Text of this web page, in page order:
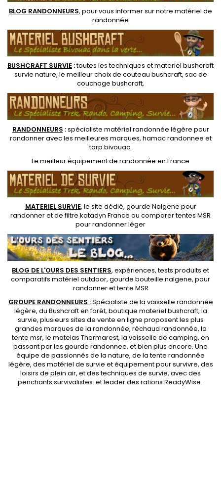
BLOG RANDONNEURS, pour vous informer sur notre matériel de
randonnée
BUSHCRAFT SURVIE :toutes les techniques etmateriel bushcraft
survie nature, le meilleur choix de couteau bushcraft, sac de
couchage bushcraft,
RANDONNEURS :spécialiste matériel randonnée légère pour
randonner avec les meilleures marques, hamac randonnee et
tarp bivouac.
Le meilleur équipement de randonnée en France
MATERIEL SURVIE, le site dédié, gourde Nalgene pour
randonneret defiltre katadyn France ou comparer tentes MSR
pour randonner léger
BLOG DE L'OURS DES SENTIERS, expériences, tests produits et
comparatifs matériel outdoor, gourde bouteille nalgene, pour
randonner ettente MSR
GROUPE RANDONNEURS :Spécialiste de la vaisselle randonnée
légère, du Bushcraft en forêt, boutique materiel bushcraft, la
survie, plusieurs sites de vente en ligne proposent les plus
grandes marques de la randonnée, réchaud randonnée, la
tente msr, le matelas Thermarest, la vaisselle de camping, en
passant par les gourde randonnee, et bien plus encore. Une
équipe de passionnés de la nature, de latente randonnée
légère, des matériel de survie et équipement pour survivre, des
loisirs de plein air, et des techniques de survie, avec des
penchants survivalistes. et leader des rations ReadyWise..